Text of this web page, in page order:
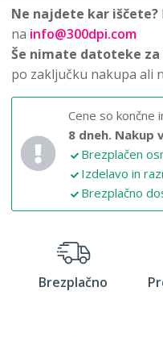
Ne najdete kar iščete?
na info@300dpi.com
Še nimate datoteke
po zaključku nakupa ali
Cene so končne
8 dneh. Nakup
Brezplačen
Izdelavo in
Brezplačno
Brezplačno